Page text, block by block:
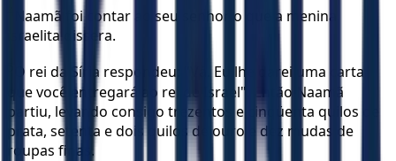
Naamã foi contar ao seu senhor o que a menina
israelita dissera.
O rei da Síria respondeu: "Vá. Eu lhe darei uma carta
que você entregará ao rei de Israel". Então Naamã
partiu, levando consigo trezentos e cinqüenta quilos de
prata, setenta e dois quilos de ouro e dez mudas de
roupas finas.